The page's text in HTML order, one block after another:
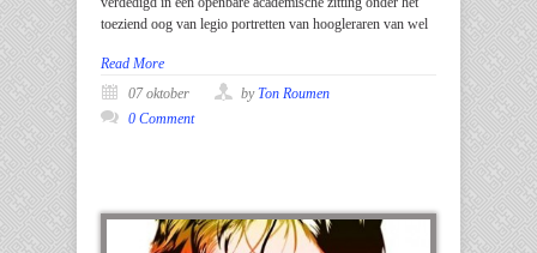
toeziend oog van legio portretten van hoogleraren van wel
Read More
07 oktober
byTon Roumen
0 Comment